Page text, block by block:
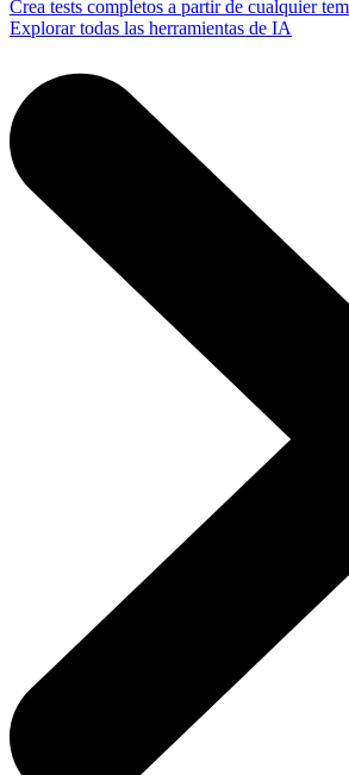
Crea tests completos a partir de cualquier
Explorar todas las herramientas de IA